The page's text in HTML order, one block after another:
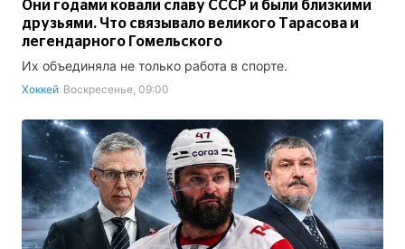
Они годами ковали славу СССР и были близкими
друзьями. Что связывало великого Тарасова и
легендарного Гомельского
Их объединяла не только работа в спорте.
Хоккей Воскресенье, 09:00